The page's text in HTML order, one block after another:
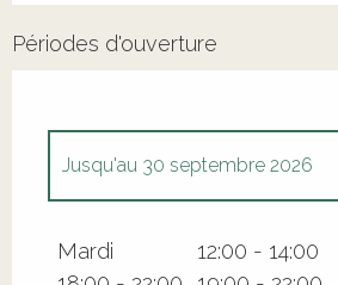
Périodes d'ouverture
Jusqu'au 30 septembre 2026
Mardi 12:00 - 14:00